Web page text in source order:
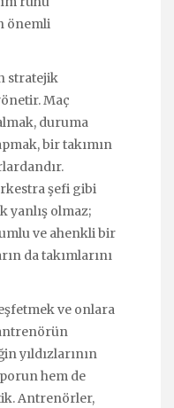
önemli
stratejik
Maç
duruma
bir takımın
şefi gibi
yanlış olmaz;
ve ahenkli bir
da takımlarını
ve onlara
yıldızlarının
hem de
Antrenörler,